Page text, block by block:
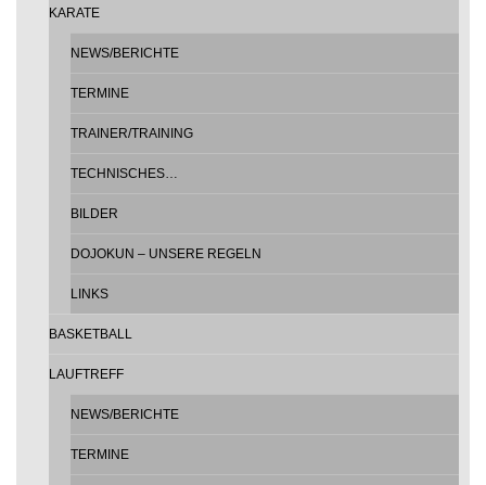
KARATE
NEWS/BERICHTE
TERMINE
TRAINER/TRAINING
TECHNISCHES…
BILDER
DOJOKUN – UNSERE REGELN
LINKS
BASKETBALL
LAUFTREFF
NEWS/BERICHTE
TERMINE